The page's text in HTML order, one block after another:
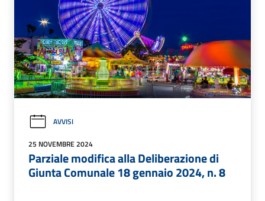
AVVISI
25 NOVEMBRE 2024
Parziale modifica alla Deliberazione di
Giunta Comunale 18 gennaio 2024, n. 8